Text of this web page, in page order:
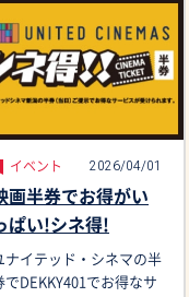
イベント 2026/04/01
画半券でお得がい
ぱい!シネ得!
ナイテッド・シネマの半
でDEKKY401でお得なサ